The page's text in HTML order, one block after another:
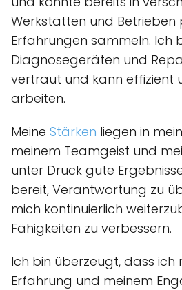
Werkstätten und Betrieben
Erfahrungen sammeln. Ich
Diagnosegeräten und
vertraut und kann effizient
arbeiten.
Meine Stärken liegen in
meinem Teamgeist und
unter Druck gute
bereit, Verantwortung zu
mich kontinuierlich
Fähigkeiten zu verbessern.
Ich bin überzeugt, dass ich
Erfahrung und meinem